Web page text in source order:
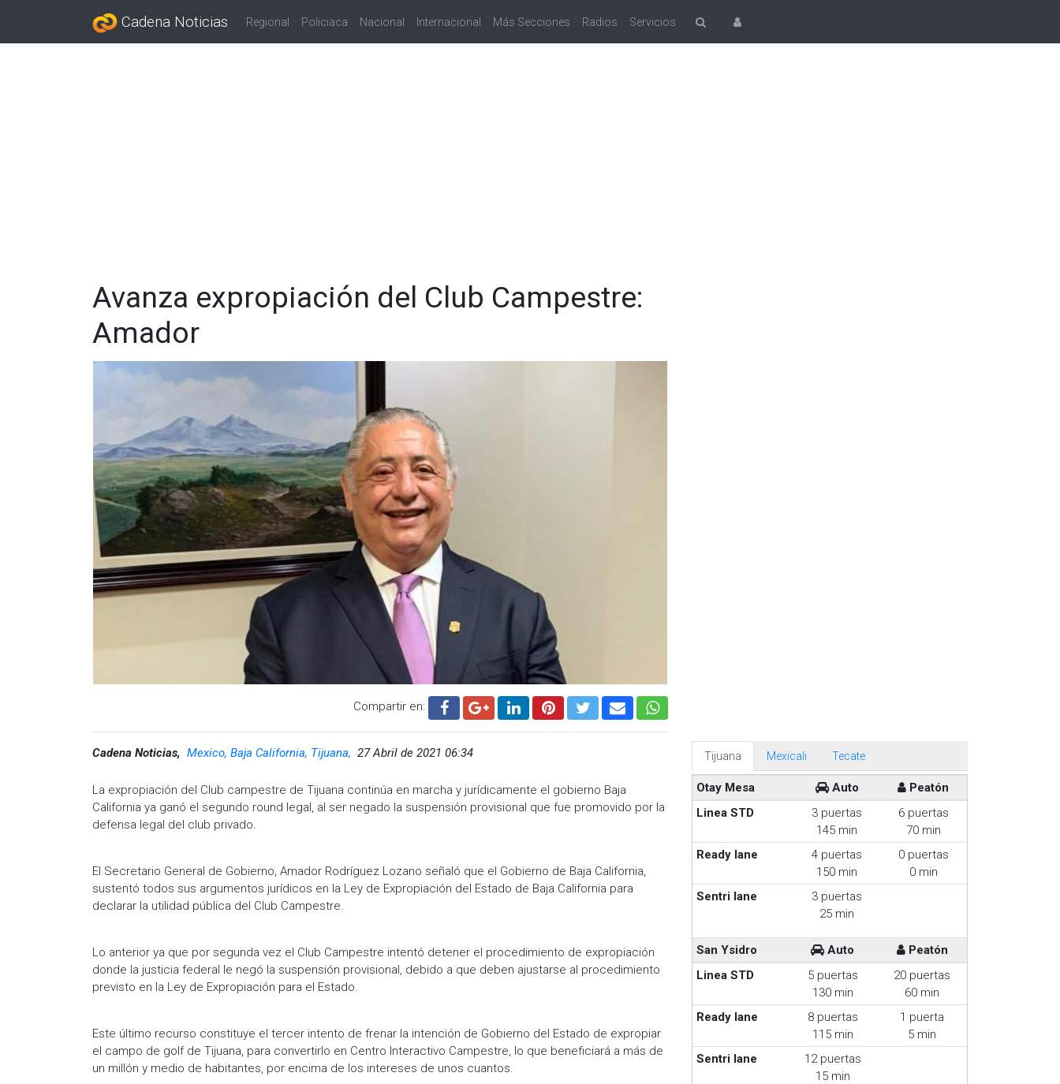
Cadena Noticias Regional Policiaca Nacional Internacional Más Secciones Radios Servicios
Avanza expropiación del Club Campestre:
Amador
Compartir en:
Cadena Noticias, Mexico, Baja California, Tijuana, 27 Abril de 2021 06:34
La expropiación del Club campestre de Tijuana continúa en marcha y jurídicamente el gobierno Baja
California ya ganó el segundo round legal, al ser negado la suspensión provisional que fue promovido por la
defensa legal del club privado.
El Secretario General de Gobierno, Amador Rodríguez Lozano señaló que el Gobierno de Baja California,
sustentó todos sus argumentos jurídicos en la Ley de Expropiación del Estado de Baja California para
declarar la utilidad pública del Club Campestre.
Lo anterior ya que por segunda vez el Club Campestre intentó detener el procedimiento de expropiación
donde la justicia federal le negó la suspensión provisional, debido a que deben ajustarse al procedimiento
previsto en la Ley de Expropiación para el Estado.
Este último recurso constituye el tercer intento de frenar la intención de Gobierno del Estado de expropiar
el campo de golf de Tijuana, para convertirlo en Centro Interactivo Campestre, lo que beneficiará a más de
un millón y medio de habitantes, por encima de los intereses de unos cuantos.
Tijuana Mexicali Tecate
Otay Mesa Auto
Peatón
Linea STD
3 puertas
145 min
6 puertas
70 min
Ready lane
4 puertas
150 min
0 puertas
0 min
Sentri lane
3 puertas
25 min
San Ysidro Auto
Peatón
Linea STD
5 puertas
130 min
20 puertas
60 min
Ready lane
8 puertas
115 min
1 puerta
5 min
Sentri lane
12 puertas
15 min